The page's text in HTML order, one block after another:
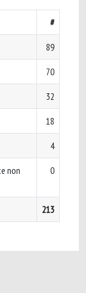
#
89
70
32
18
4
non
0
213